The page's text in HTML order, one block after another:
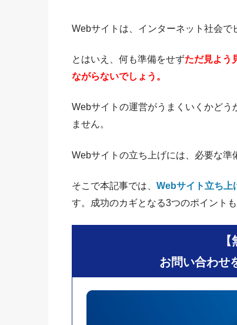
Webサイトは、インターネット社会で
とはいえ、何も準備をせずただ見よう
ながらないでしょう。
Webサイトの運営がうまくいくかどう
ません。
Webサイトの立ち上げには、必要な準
そこで本記事では、 Webサイト立ち上
す。成功のカギとなる3つのポイント
お問い合わせ